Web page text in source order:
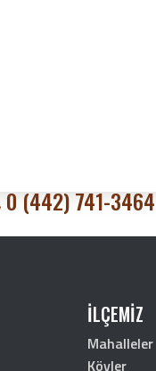
0 (442) 741-
İLÇEMİZ
Mahalleler
Köyler